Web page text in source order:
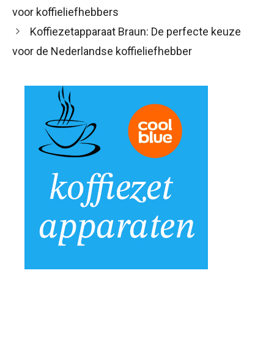
voor koffieliefhebbers
Koffiezetapparaat Braun: De perfecte keuze
voor de Nederlandse koffieliefhebber